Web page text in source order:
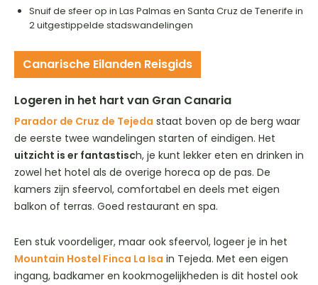
Snuif de sfeer op in Las Palmas en Santa Cruz de Tenerife in
2 uitgestippelde stadswandelingen
Canarische Eilanden Reisgids
Logeren in het hart van Gran Canaria
Parador de Cruz de Tejeda staat boven op de berg waar
de eerste twee wandelingen starten of eindigen. Het
uitzicht is er fantastisch, je kunt lekker eten en drinken in
zowel het hotel als de overige horeca op de pas. De
kamers zijn sfeervol, comfortabel en deels met eigen
balkon of terras. Goed restaurant en spa.
Een stuk voordeliger, maar ook sfeervol, logeer je in het
Mountain Hostel Finca La Isa in Tejeda. Met een eigen
ingang, badkamer en kookmogelijkheden is dit hostel ook